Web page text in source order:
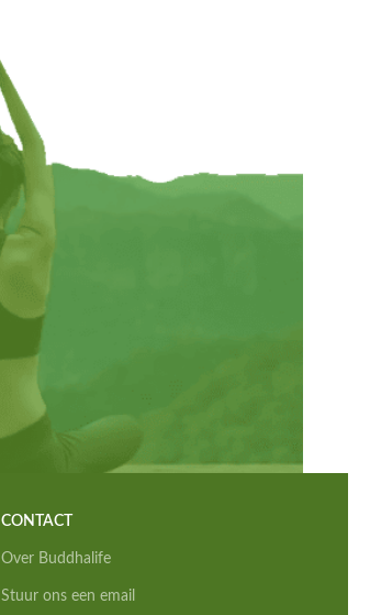
CONTACT
Over Buddhalife
Stuur ons een email